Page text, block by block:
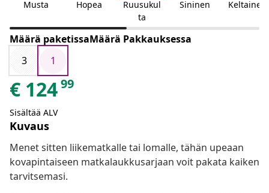
Musta Hopea
Ruusukul
ta
Sininen Keltainen
Määrä paketissaMäärä Pakkauksessa
3
1
€ 12499
Sisältää ALV
Kuvaus
Menet sitten liikematkalle tai lomalle, tähän upeaan
kovapintaiseen matkalaukkusarjaan voit pakata kaiken
tarvitsemasi.